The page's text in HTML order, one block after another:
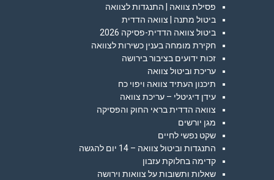
פסילת צוואה | התנגדות לצוואה
ביטול מתנה | צוואה הדדית
ביטול צוואה הדדית-פסיקה 2026
חקירת מומחה בענין כשירות לצוואה
זכות ידועים בציבור בירושה
עריכת וביטול צוואה
תיכנון העתיד צוואה ויפוי כח
עידן דיגיטלי – עריכת צוואה
צוואה הדדית בראי החוק והפסיקה
מגן יורשים
שקט נפשי לחיים
התנגדות וביטול צוואה – 14 יום להגשה
קדימה בחלוקת עזבון
שאלות ותשובות על צוואות וירושה